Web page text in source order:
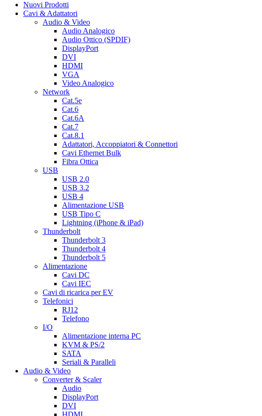
Nuovi Prodotti
Cavi & Adattatori
Audio & Video
Audio Analogico
Audio Ottico (SPDIF)
DisplayPort
DVI
HDMI
VGA
Video Analogico
Network
Cat.5e
Cat.6
Cat.6A
Cat.7
Cat.8.1
Adattatori, Accoppiatori & Connettori
Cavi Ethernet Bulk
Fibra Ottica
USB
USB 2.0
USB 3.2
USB 4
Alimentazione USB
USB Tipo C
Lightning (iPhone & iPad)
Thunderbolt
Thunderbolt 3
Thunderbolt 4
Thunderbolt 5
Alimentazione
Cavi DC
Cavi IEC
Cavi di ricarica per EV
Telefonici
RJ12
Telefono
I/O
Alimentazione interna PC
KVM & PS/2
SATA
Seriali & Paralleli
Audio & Video
Converter & Scaler
Audio
DisplayPort
DVI
HDMI